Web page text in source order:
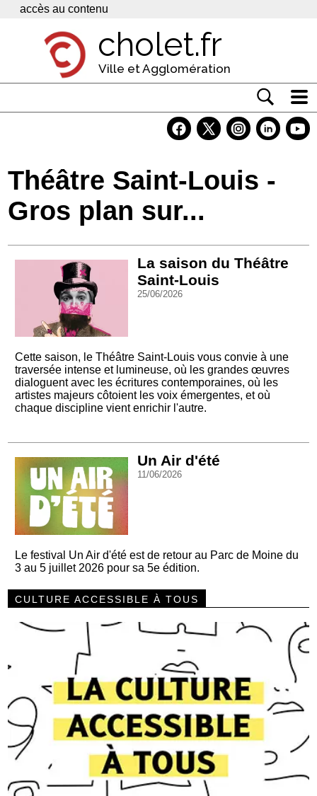
Panneau de gestion des cookies
accès au contenu
cholet.fr
Ville et Agglomération
Economie
Services
Théâtre Saint-Louis -
Gros plan sur...
La saison du Théâtre
Saint-Louis
25/06/2026
Cette saison, le Théâtre Saint-Louis vous convie à une
traversée intense et lumineuse, où les grandes œuvres
dialoguent avec les écritures contemporaines, où les
artistes majeurs côtoient les voix émergentes, et où
chaque discipline vient enrichir l'autre.
Un Air d'été
11/06/2026
Le festival Un Air d'été est de retour au Parc de Moine du
3 au 5 juillet 2026 pour sa 5e édition.
CULTURE ACCESSIBLE À TOUS